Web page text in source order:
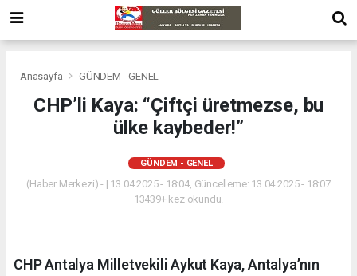
Anasayfa GÜNDEM - GENEL
CHP’li Kaya: “Çiftçi üretmezse, bu
ülke kaybeder!”
GÜNDEM - GENEL
(Haber Merkezi) - | 13.04.2025 - 18:04, Güncelleme: 13.04.2025 - 18:07
13439+ kez okundu.
CHP Antalya Milletvekili Aykut Kaya, Antalya’nın